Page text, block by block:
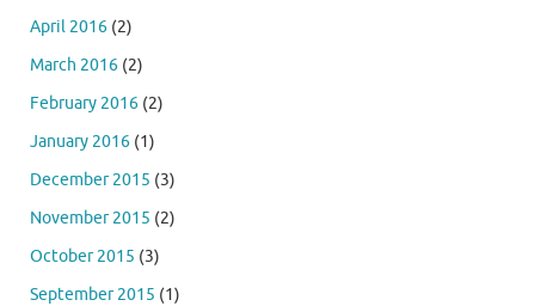
April 2016 (2)
March 2016 (2)
February 2016 (2)
January 2016 (1)
December 2015 (3)
November 2015 (2)
October 2015 (3)
September 2015 (1)